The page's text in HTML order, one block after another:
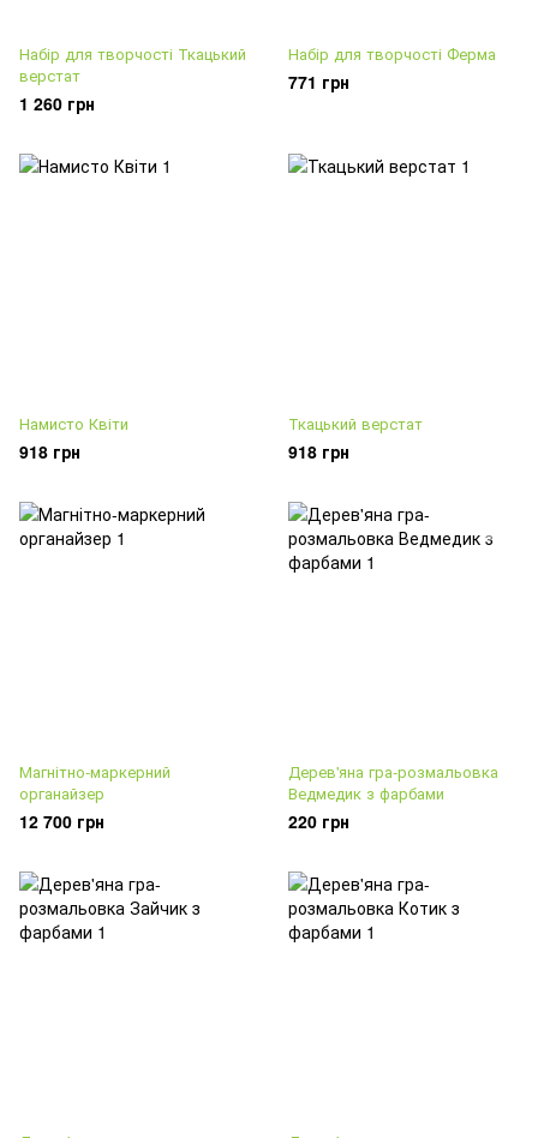
Набір для творчості Ткацький
верстат
1 260 грн
Набір для творчості Ферма
771 грн
Намисто Квіти
918 грн
Ткацький верстат
918 грн
Магнітно-маркерний
органайзер
12 700 грн
Дерев'яна гра-розмальовка
Ведмедик з фарбами
220 грн